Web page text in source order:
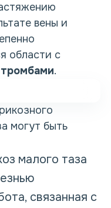
вены и
области с
.
могут быть
малого таза
связанная с